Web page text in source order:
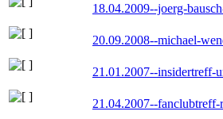
18.04.2009--joerg-
20.09.2008--michael-
21.01.2007--insidertreff-
21.04.2007--